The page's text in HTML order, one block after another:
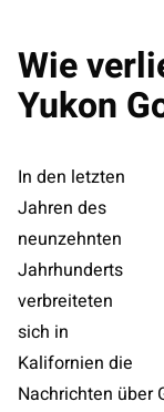
Wie
Yukon
In den letzten
Jahren des
neunzehnten
Jahrhunderts
verbreiteten
sich in
Kalifornien die
Nachrichten über